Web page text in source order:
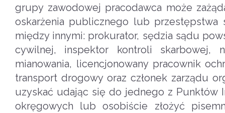
grupy zawodowej pracodawca może
oskarżenia publicznego lub przestępstwa
między innymi: prokurator, sędzia sądu
cywilnej, inspektor kontroli skarbowej,
mianowania, licencjonowany pracownik
transport drogowy oraz członek zarządu
uzyskać udając się do jednego z Punktów
okręgowych lub osobiście złożyć